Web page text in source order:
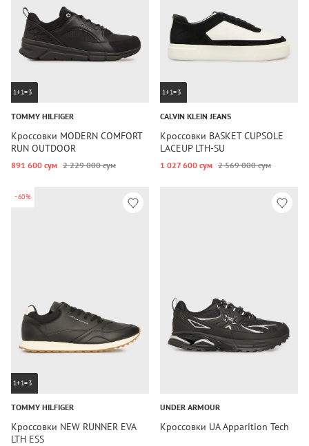
1+1=3
TOMMY HILFIGER
Кроссовки MODERN COMFORT
RUN OUTDOOR
891 600 сум 2 229 000 сум
1+1=3
CALVIN KLEIN JEANS
Кроссовки BASKET CUPSOLE
LACEUP LTH-SU
1 027 600 сум 2 569 000 сум
-60%
1+1=3
TOMMY HILFIGER
Кроссовки NEW RUNNER EVA
LTH ESS
UNDER ARMOUR
Кроссовки UA Apparition Tech